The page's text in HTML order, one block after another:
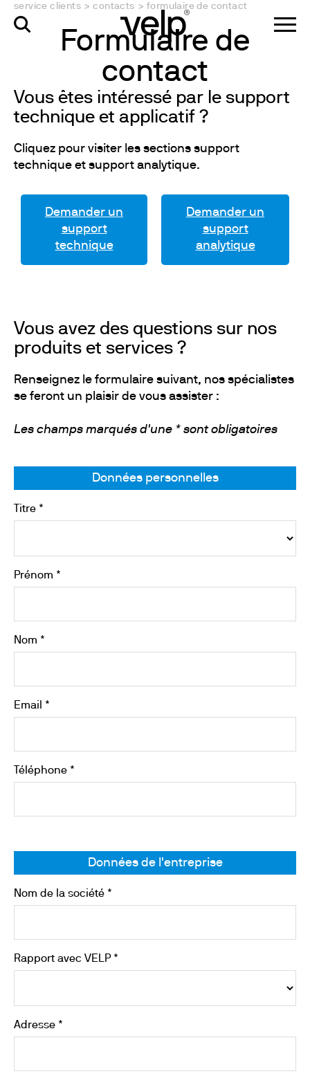
service clients > contacts > formulaire de contact
Formulaire de
contact
Vous êtes intéressé par le support
technique et applicatif ?
Cliquez pour visiter les sections support
technique et support analytique.
Demander un
support
technique
Demander un
support
analytique
Vous avez des questions sur nos
produits et services ?
Renseignez le formulaire suivant, nos spécialistes
se feront un plaisir de vous assister :
Les champs marqués d'une * sont obligatoires
Données personnelles
Titre *
Prénom *
Nom *
Email *
Téléphone *
Données de l'entreprise
Nom de la société *
Rapport avec VELP *
Adresse *